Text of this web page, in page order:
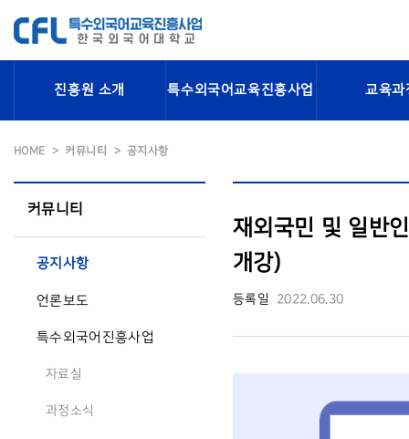
진흥원 소개 특수외국어교육진흥사업 교육과
HOME 커뮤니티 공지사항
커뮤니티
공지사항
언론보도
특수외국어진흥사업
자료실
과정소식
재외국민 및 일반
개강)
등록일 2022.06.30